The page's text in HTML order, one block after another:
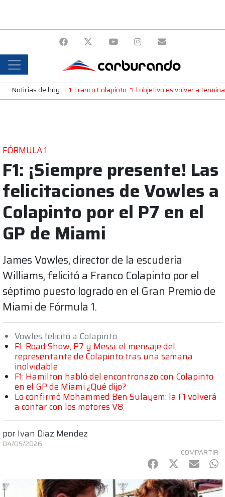
Noticias de hoy F1: Franco Colapinto: "El objetivo es volver a
FÓRMULA 1
F1: ¡Siempre presente! Las
felicitaciones de Vowles a
Colapinto por el P7 en el
GP de Miami
James Vowles, director de la escudería
Williams, felicitó a Franco Colapinto por el
séptimo puesto logrado en el Gran Premio de
Miami de Fórmula 1.
Vowles felicitó a Colapinto
F1: Road Show, P7 y Messi: el mensaje del
representante de Colapinto tras una semana
inolvidable
F1: Hamilton habló del encontronazo con Colapinto
en el GP de Miami ¿Qué dijo?
Lo confirmó Mohammed Ben Sulayem: la F1 volverá
a contar con los motores V8
por Ivan Diaz Mendez
04/05/2026
COMPARTIR
Facebook
Twitter
mail